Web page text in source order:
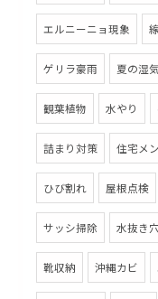
エルニーニョ現象
ゲリラ豪雨 夏の湿気
観葉植物 水やり
詰まり対策 住宅メ
ひび割れ 屋根点検
サッシ掃除 水抜き穴
靴収納 沖縄カビ